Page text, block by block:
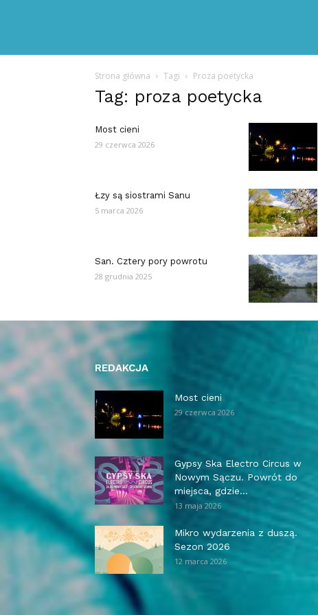
Strona główna Tagi Proza poetycka
Tag: proza poetycka
Most cieni
29 czerwca 2026
Łzy są siostrami Sanu
5 marca 2026
San. Cztery pory powrotu
28 grudnia 2025
REDAKCJA
Most cieni
29 czerwca 2026
Gypsy Ska Electro Circus w
Nowym Sączu. Powrót do
miejsca, gdzie...
13 maja 2026
Mikro wydarzenia z duszą.
Sezon 2026
12 marca 2026